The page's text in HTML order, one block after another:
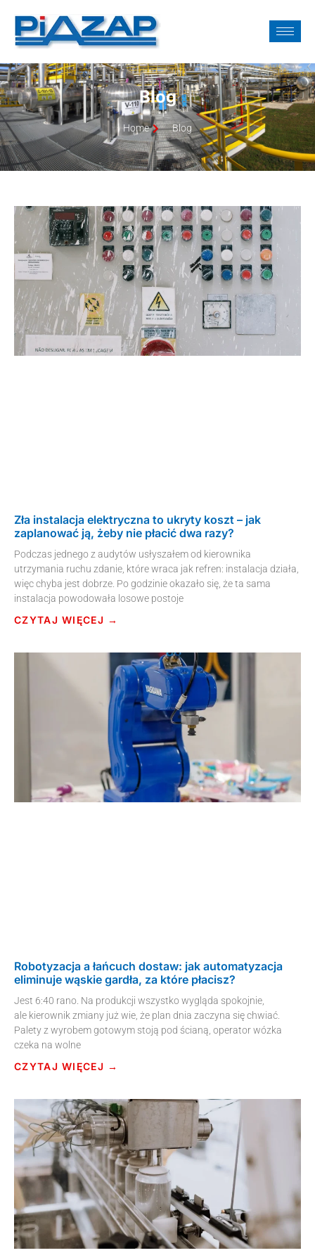
Blog
Home Blog
Zła instalacja elektryczna to ukryty koszt – jak
zaplanować ją, żeby nie płacić dwa razy?
Podczas jednego z audytów usłyszałem od kierownika
utrzymania ruchu zdanie, które wraca jak refren: instalacja działa,
więc chyba jest dobrze. Po godzinie okazało się, że ta sama
instalacja powodowała losowe postoje
CZYTAJ WIĘCEJ →
Robotyzacja a łańcuch dostaw: jak automatyzacja
eliminuje wąskie gardła, za które płacisz?
Jest 6:40 rano. Na produkcji wszystko wygląda spokojnie,
ale kierownik zmiany już wie, że plan dnia zaczyna się chwiać.
Palety z wyrobem gotowym stoją pod ścianą, operator wózka
czeka na wolne
CZYTAJ WIĘCEJ →